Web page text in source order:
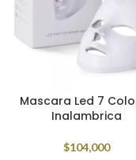
Mascara Led 7
Inalambrica
$104,000